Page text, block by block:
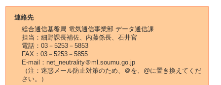
連絡先
総合通信基盤局 電気通信事業部 データ通信課
担当：細野課長補佐、内藤係長、石井官
電話：03－5253－5853
FAX：03－5253－5855
E-mail：net_neutrality＠ml.soumu.go.jp
（注：迷惑メール防止対策のため、＠を、@に置き換えてくだ
さい。）